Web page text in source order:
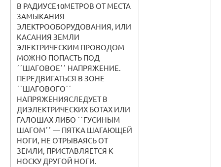
В РАДИУСЕ10МЕТРОВ ОТ МЕСТА
ЗАМЫКАНИЯ
ЭЛЕКТРООБОРУДОВАНИЯ, ИЛИ
КАСАНИЯ ЗЕМЛИ
ЭЛЕКТРИЧЕСКИМ ПРОВОДОМ
МОЖНО ПОПАСТЬ ПОД
ʼʼШАГОВОЕʼʼ НАПРЯЖЕНИЕ.
ПЕРЕДВИГАТЬСЯ В ЗОНЕ
ʼʼШАГОВОГОʼʼ
НАПРЯЖЕНИЯСЛЕДУЕТ В
ДИЭЛЕКТРИЧЕСКИХ БОТАХ ИЛИ
ГАЛОШАХ ЛИБО ʼʼГУСИНЫМ
ШАГОМʼʼ — ПЯТКА ШАГАЮЩЕЙ
НОГИ, НЕ ОТРЫВАЯСЬ ОТ
ЗЕМЛИ, ПРИСТАВЛЯЕТСЯ К
НОСКУ ДРУГОЙ НОГИ.